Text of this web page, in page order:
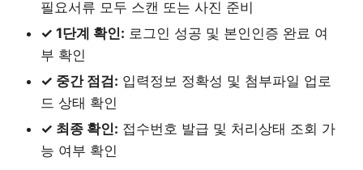
필요서류 모두 스캔 또는 사진 준비
✓ 1단계 확인: 로그인 성공 및 본인인증 완료 여
부 확인
✓ 중간 점검: 입력정보 정확성 및 첨부파일 업로
드 상태 확인
✓ 최종 확인: 접수번호 발급 및 처리상태 조회 가
능 여부 확인